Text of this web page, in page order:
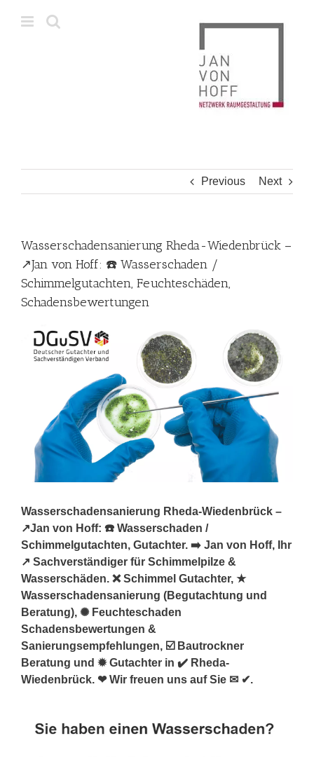
Previous Next
Wasserschadensanierung Rheda-Wiedenbrück –
↗️Jan von Hoff: ☎️ Wasserschaden /
Schimmelgutachten, Feuchteschäden,
Schadensbewertungen
Wasserschadensanierung Rheda-Wiedenbrück –
↗️Jan von Hoff: ☎️ Wasserschaden /
Schimmelgutachten, Gutachter. ➡️ Jan von Hoff, Ihr
↗️ Sachverständiger für Schimmelpilze &
Wasserschäden. ❌ Schimmel Gutachter, ★
Wasserschadensanierung (Begutachtung und
Beratung), ✺ Feuchteschaden
Schadensbewertungen &
Sanierungsempfehlungen, ☑️ Bautrockner
Beratung und ✹ Gutachter in ✔️ Rheda-
Wiedenbrück. ❤ Wir freuen uns auf Sie ✉ ✔.